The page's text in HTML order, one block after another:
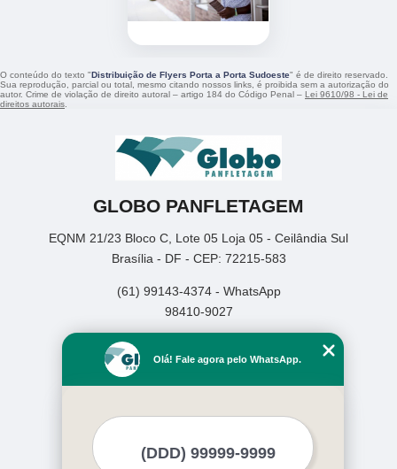
O conteúdo do texto "Distribuição de Flyers Porta a Porta Sudoeste" é de direito reservado.
Sua reprodução, parcial ou total, mesmo citando nossos links, é proibida sem a autorização do
autor. Crime de violação de direito autoral – artigo 184 do Código Penal – Lei 9610/98 - Lei de
direitos autorais
GLOBO PANFLETAGEM
EQNM 21/23 Bloco C, Lote 05 Loja 05 - Ceilândia Sul
Brasília - DF - CEP: 72215-583
(61) 99143-4374 - WhatsApp
98410-9027
Empresa
Missão
Mapa do site
Olá! Fale agora pelo WhatsApp.